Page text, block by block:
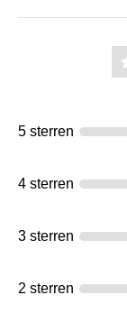
5 sterren
4 sterren
3 sterren
2 sterren